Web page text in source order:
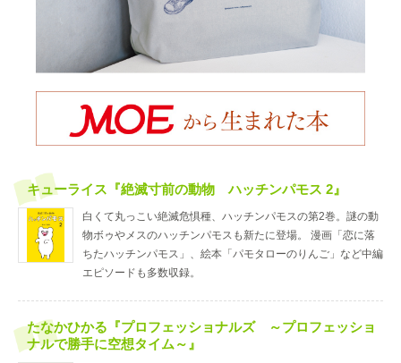
キューライス『絶滅寸前の動物 ハッチンパモス 2』
白くて丸っこい絶滅危惧種、ハッチンパモスの第2巻。謎の動
物ボゥやメスのハッチンパモスも新たに登場。 漫画「恋に落
ちたハッチンパモス」、絵本「パモタローのりんご」など中編
エピソードも多数収録。
たなかひかる『プロフェッショナルズ ～プロフェッショ
ナルで勝手に空想タイム～』